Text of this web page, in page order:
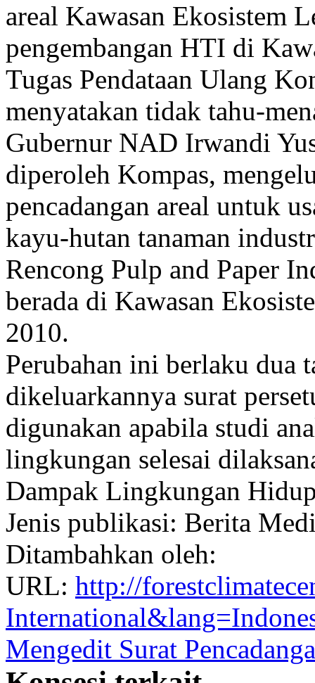
areal Kawasan Ekosistem
pengembangan HTI di
Tugas Pendataan Ulang
menyatakan tidak tahu-
Gubernur NAD Irwandi
diperoleh Kompas,
pencadangan areal untuk
kayu-hutan tanaman
Rencong Pulp and Paper
berada di Kawasan
2010.
Perubahan ini berlaku dua
dikeluarkannya surat
digunakan apabila studi
lingkungan selesai
Dampak Lingkungan
Jenis publikasi: Berita
Ditambahkan oleh:
URL: http://
Mengedit Surat